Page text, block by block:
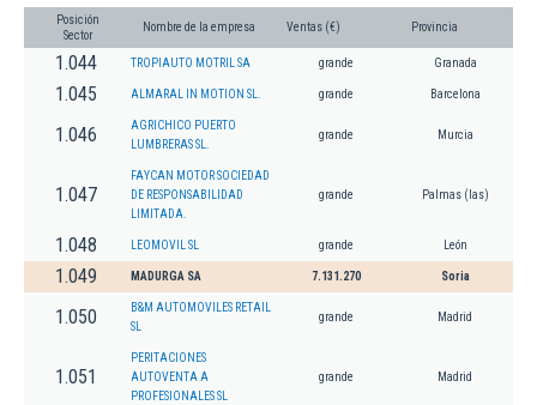
Posición
Sector
Nombre de la empresa Ventas (€) Provincia
1.044 TROPIAUTO MOTRIL SA grande Granada
1.045 ALMARAL IN MOTION SL. grande Barcelona
1.046
AGRICHICO PUERTO
LUMBRERAS SL.
grande Murcia
1.047
FAYCAN MOTOR SOCIEDAD
DE RESPONSABILIDAD
LIMITADA.
grande Palmas (las)
1.048 LEOMOVIL SL grande León
1.049 MADURGA SA 7.131.270 Soria
1.050
B&M AUTOMOVILES RETAIL
SL
grande Madrid
1.051
PERITACIONES
AUTOVENTA A
PROFESIONALES SL
grande Madrid